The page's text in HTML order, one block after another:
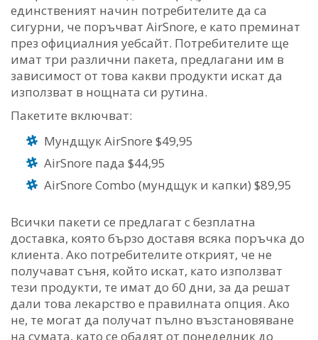
единственият начин потребителите да са
сигурни, че поръчват AirSnore, е като преминат
през официалния уебсайт. Потребителите ще
имат три различни пакета, предлагани им в
зависимост от това какви продукти искат да
използват в нощната си рутина.
Пакетите включват:
Мундщук AirSnore $49,95
AirSnore пада $44,95
AirSnore Combo (мундщук и капки) $89,95
Всички пакети се предлагат с безплатна
доставка, която бързо доставя всяка поръчка до
клиента. Ако потребителите открият, че не
получават съня, който искат, като използват
тези продукти, те имат до 60 дни, за да решат
дали това лекарство е правилната опция. Ако
не, те могат да получат пълно възстановяване
на сумата, като се обадят от понеделник до